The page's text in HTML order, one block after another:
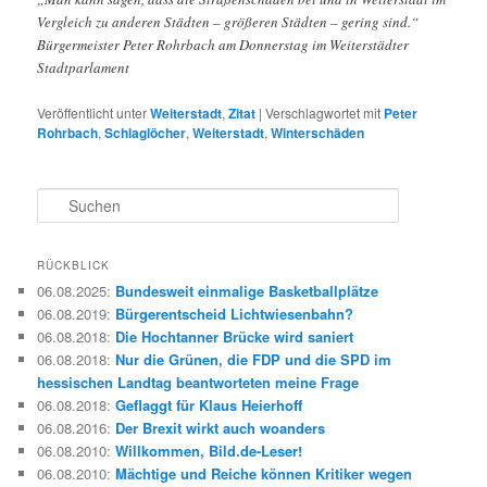
Vergleich zu anderen Städten – größeren Städten – gering sind.“
Bürgermeister Peter Rohrbach am Donnerstag im Weiterstädter
Stadtparlament
Veröffentlicht unterWeiterstadt,Zitat |Verschlagwortet mit Peter
Rohrbach,Schlaglöcher,Weiterstadt,Winterschäden
u
h
n
RÜCKBLICK
06.08.2025: Bundesweit einmalige Basketballplätze
06.08.2019: Bürgerentscheid Lichtwiesenbahn?
06.08.2018: Die Hochtanner Brücke wird saniert
06.08.2018:Nur die Grünen, die FDP und die SPD im
hessischen Landtag beantworteten meine Frage
06.08.2018:Geflaggt für Klaus Heierhoff
06.08.2016: Der Brexit wirkt auch woanders
06.08.2010:Willkommen, Bild.de-Leser!
06.08.2010:Mächtige und Reiche können Kritiker wegen